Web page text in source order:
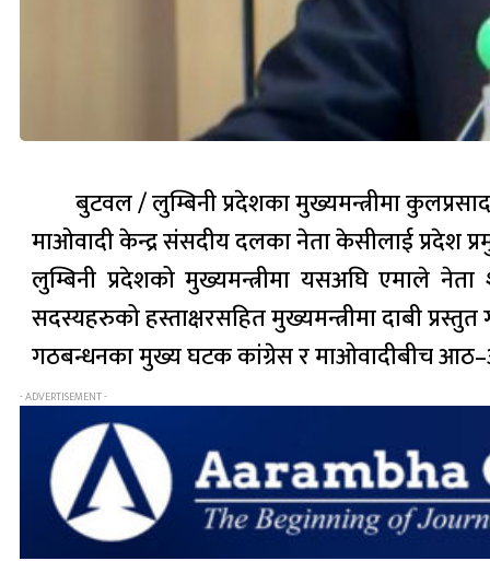
बुटवल / लुम्बिनी प्रदेशका मुख्यमन्त्रीमा
माओवादी केन्द्र संसदीय दलका नेता केसीलाई प्रदेश
लुम्बिनी प्रदेशको मुख्यमन्त्रीमा यसअघि एमाले
सदस्यहरुको हस्ताक्षरसहित मुख्यमन्त्रीमा दाबी
गठबन्धनका मुख्य घटक कांग्रेस र माओवादीबीच
- ADVERTISEMENT -